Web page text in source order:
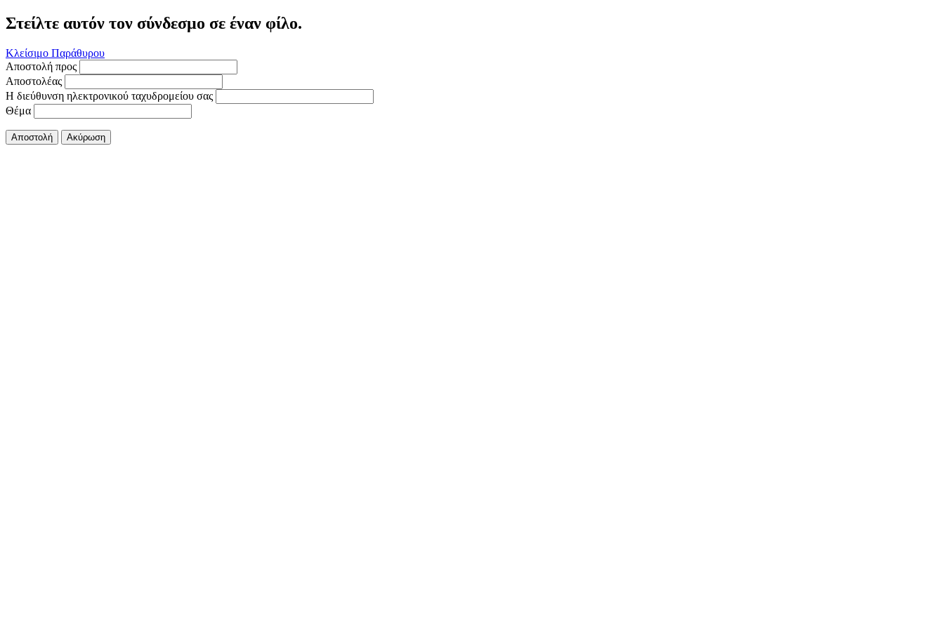
Στείλτε αυτόν τον σύνδεσμο σε έναν φίλο.
Κλείσιμο Παράθυρου
Αποστολή προς
Αποστολέας
Η διεύθυνση ηλεκτρονικού ταχυδρομείου σας
Θέμα
Αποστολή Ακύρωση